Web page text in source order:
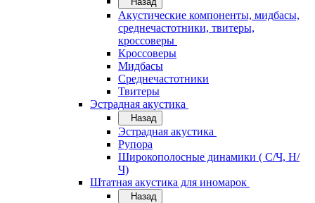
Акустические компоненты, мидбасы,
среднечастотники, твитеры,
кроссоверы
Кроссоверы
Мидбасы
Среднечастотники
Твитеры
Эстрадная акустика
Назад
Эстрадная акустика
Рупора
Широкополосные динамики ( С/Ч, Н/
Ч)
Штатная акустика для иномарок
Назад